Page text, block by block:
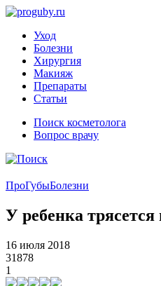
Уход
Болезни
Хирургия
Макияж
Препараты
Статьи
Поиск косметолога
Вопрос врачу
ПроГубыБолезни
У ребенка
16 июля 2018
31878
1